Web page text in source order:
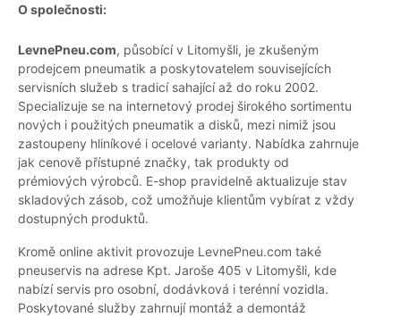
O společnosti:
LevnePneu.com, působící v Litomyšli, je zkušeným
prodejcem pneumatik a poskytovatelem souvisejících
servisních služeb s tradicí sahající až do roku 2002.
Specializuje se na internetový prodej širokého sortimentu
nových i použitých pneumatik a disků, mezi nimiž jsou
zastoupeny hliníkové i ocelové varianty. Nabídka zahrnuje
jak cenově přístupné značky, tak produkty od
prémiových výrobců. E-shop pravidelně aktualizuje stav
skladových zásob, což umožňuje klientům vybírat z vždy
dostupných produktů.
Kromě online aktivit provozuje LevnePneu.com také
pneuservis na adrese Kpt. Jaroše 405 v Litomyšli, kde
nabízí servis pro osobní, dodávková i terénní vozidla.
Poskytované služby zahrnují montáž a demontáž